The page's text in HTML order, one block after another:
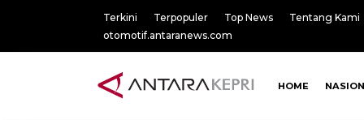
Terkini Terpopuler Top News
Tentang Kami
otomotif.antaranews.com
HOME